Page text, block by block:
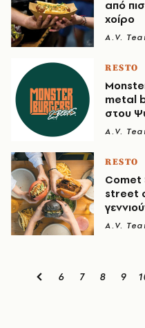
από
χοίρο
A.V.
RESTO
metal
στου
A.V.
RESTO
Comet
street
A.V.
6 7 8 9